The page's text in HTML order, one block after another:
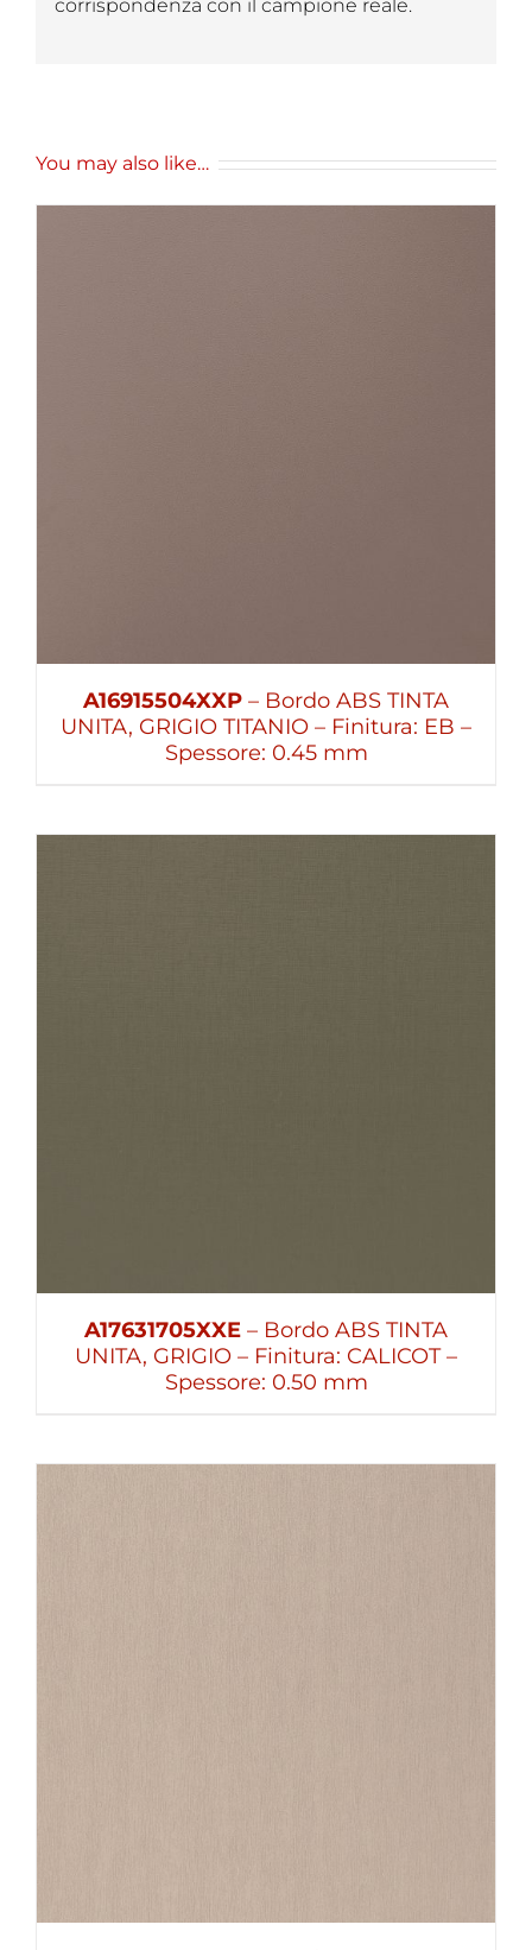
corrispondenza con il campione reale.
You may also like…
A16915504XXP – Bordo ABS TINTA
UNITA, GRIGIO TITANIO – Finitura: EB –
Spessore: 0.45 mm
A17631705XXE – Bordo ABS TINTA
UNITA, GRIGIO – Finitura: CALICOT –
Spessore: 0.50 mm